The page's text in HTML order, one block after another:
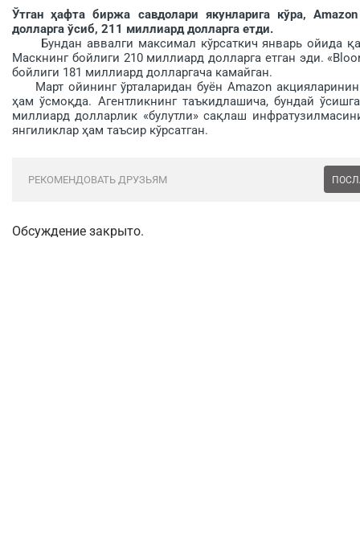
Ўтган ҳафта биржа савдолари якунларига кўра,
долларга ўсиб, 211 миллиард долларга етди.
Бундан аввалги максимал кўрсаткич январь ойида
Маскнинг бойлиги 210 миллиард долларга етган эди.
бойлиги 181 миллиард долларгача камайган.
Март ойининг ўрталаридан буён Amazon
ҳам ўсмоқда. Агентликнинг таъкидлашича, бундай
миллиард долларлик «булутли» сақлаш
янгиликлар ҳам таъсир кўрсатган.
РЕКОМЕНДОВАТЬ ДРУЗЬЯМ
Обсуждение закрыто.